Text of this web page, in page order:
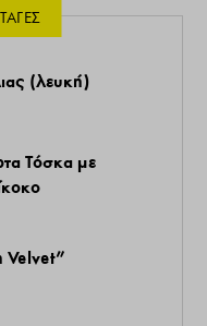
(λευκή)
Τόσκα με
Velvet”